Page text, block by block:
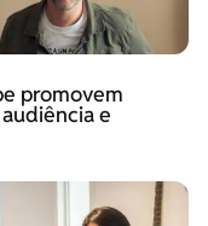
promovem
e